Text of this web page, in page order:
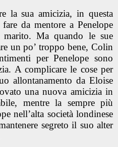
la sua amicizia, in questa
da mentore a Penelope
Ma quando le sue
un po’ troppo bene, Colin
per Penelope sono
A complicare le cose per
allontanamento da Eloise
una nuova amicizia in
mentre la sempre più
nell’alta società londinese
segreto il suo alter